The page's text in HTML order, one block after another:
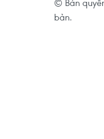
© Bản
bản.